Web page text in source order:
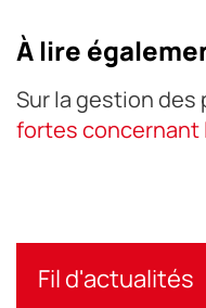
À lire
Sur la gestion des
fortes concernant
Fil d'actualités